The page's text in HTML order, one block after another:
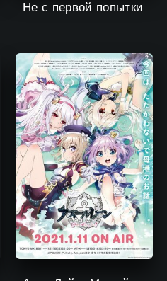
Не с первой попытки